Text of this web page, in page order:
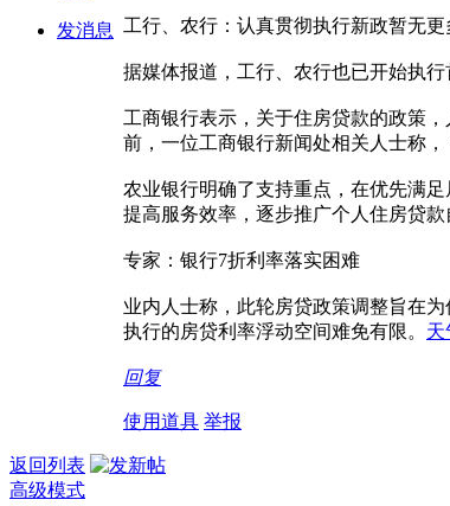
发消息 工行、农行：认真贯彻执行新政暂无更
据媒体报道，工行、农行也已开始执
工商银行表示，关于住房贷款的政策
前，一位工商银行新闻处相关人士称
农业银行明确了支持重点，在优先满
提高服务效率，逐步推广个人住房贷
专家：银行7折利率落实困难
业内人士称，此轮房贷政策调整旨在
执行的房贷利率浮动空间难免有限。 天
回复
使用道具 举报
返回列表
高级模式